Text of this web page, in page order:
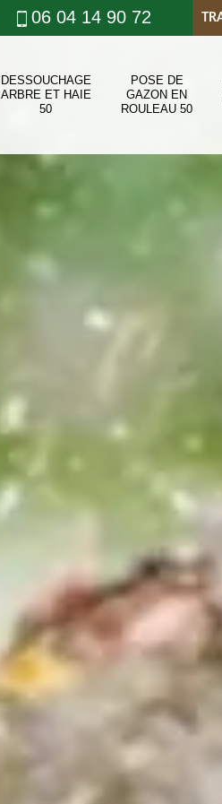
06 04 14 90 72
DESSOUCHAGE
ARBRE ET HAIE
50
POSE DE
GAZON EN
ROULEAU 50